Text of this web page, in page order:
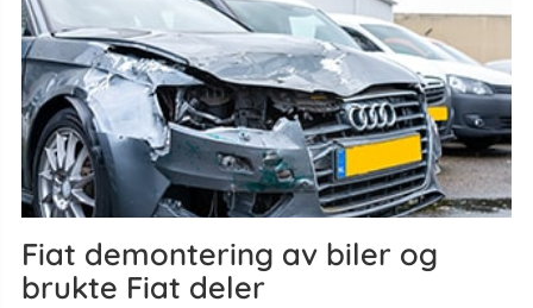
Fiat demontering av biler og
brukte Fiat deler